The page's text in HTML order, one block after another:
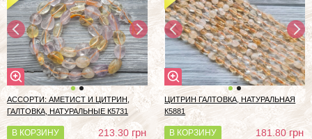
АССОРТИ: АМЕТИСТ И ЦИТРИН,
ГАЛТОВКА, НАТУРАЛЬНЫЕ К5731
В КОРЗИНУ 213.30грн
ЦИТРИН ГАЛТОВКА, НАТУРАЛЬНАЯ
К5881
В КОРЗИНУ 181.80грн